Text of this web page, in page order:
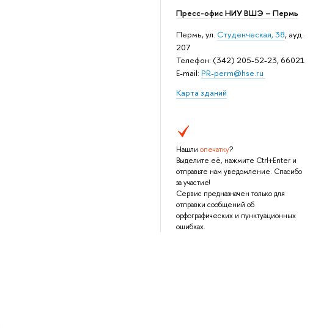
Пресс-офис НИУ ВШЭ – Пермь
Пермь, ул. Студенческая, 38, ауд.
207
Телефон: (342) 205-52-23, 66021
E-mail: PR-perm@hse.ru
Карта зданий
Нашли опечатку?
Выделите её, нажмите Ctrl+Enter и
отправьте нам уведомление. Спасибо
за участие!
Сервис предназначен только для
отправки сообщений об
орфографических и пунктуационных
ошибках.